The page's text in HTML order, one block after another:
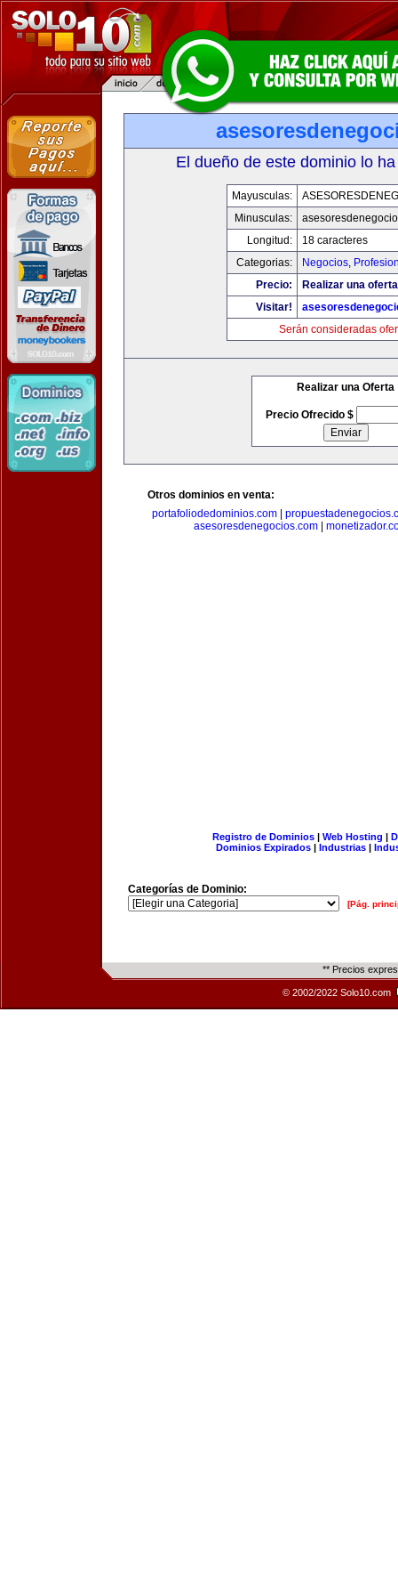
El dueño de este dominio lo
Mayusculas:
Minusculas:
Longitud:
18 caracteres
Categorias:
Negocios,
Precio:
Realizar una
Visitar!
Serán consideradas
Realizar una Oferta
Precio Ofrecido $
Otros dominios en venta:
portafoliodedominios.com|
asesoresdenegocios.com
Registro de Dominios| Web Hosting |
Dominios Expirados | Industrias |
Categorías de Dominio:
[Pág.
** Precios
© 2002/2022 Solo10.com